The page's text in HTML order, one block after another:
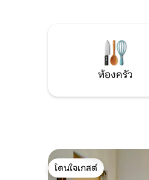
ห้องครัว
โดนใจเกสต์
โดนใจเกสต์